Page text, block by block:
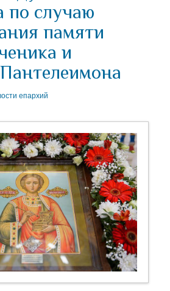
по случаю
памяти
и
епархий